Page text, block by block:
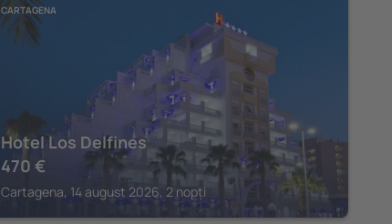
CARTAGENA
Hotel Los Delfines
470 €
Cartagena, 14 august 2026, 2 nopți